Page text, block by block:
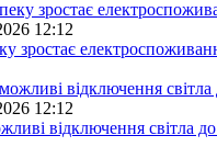
12:12
зростає
12:12
відключення світла